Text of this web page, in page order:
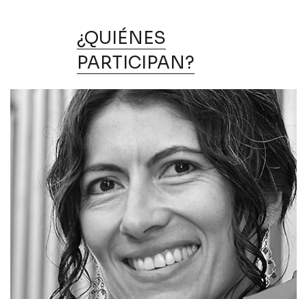
¿QUIÉNES
PARTICIPAN?